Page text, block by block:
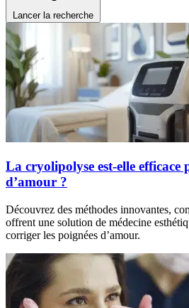
Lancer la recherche
La cryolipolyse est-elle efficace
d’amour ?
Découvrez des méthodes innovantes,
offrent une solution de médecine
corriger les poignées d’amour.